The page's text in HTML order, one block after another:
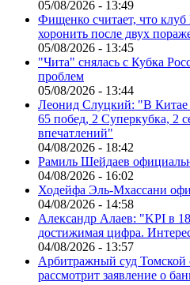
05/08/2026 - 13:49
Фищенко считает, что
хоронить после двух
05/08/2026 - 13:45
"Чита" снялась с Кубка
проблем
05/08/2026 - 13:44
Леонид Слуцкий: "В Китае
65 побед, 2 Суперкубка, 2
впечатлений"
04/08/2026 - 18:42
Рамиль Шейдаев
04/08/2026 - 16:02
Ходейфа Эль-Мхассани
04/08/2026 - 14:58
Александр Алаев: "KPI в
достижимая цифра.
04/08/2026 - 13:57
Арбитражный суд Томской
рассмотрит заявление о